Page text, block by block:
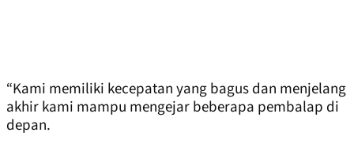
“Kami memiliki kecepatan yang bagus dan menjelang
akhir kami mampu mengejar beberapa pembalap di
depan.